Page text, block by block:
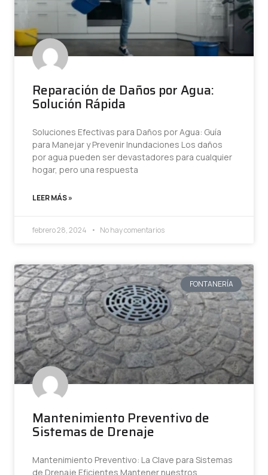
Reparación de Daños por Agua:
Solución Rápida
Soluciones Efectivas para Daños por Agua: Guía
para Manejar y Prevenir Inundaciones Los daños
por agua pueden ser devastadores para cualquier
hogar, pero una respuesta
LEER MÁS »
febrero 28, 2024 No hay comentarios
FONTANERÍA
Mantenimiento Preventivo de
Sistemas de Drenaje
Mantenimiento Preventivo: La Clave para Sistemas
de Drenaje Eficientes Mantener nuestros